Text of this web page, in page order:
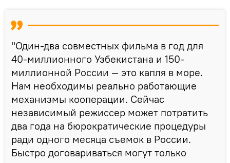
"Один-два совместных фильма в год для
40-миллионного Узбекистана и 150-
миллионной России — это капля в море.
Нам необходимы реально работающие
механизмы кооперации. Сейчас
независимый режиссер может потратить
два года на бюрократические процедуры
ради одного месяца съемок в России.
Быстро договариваться могут только